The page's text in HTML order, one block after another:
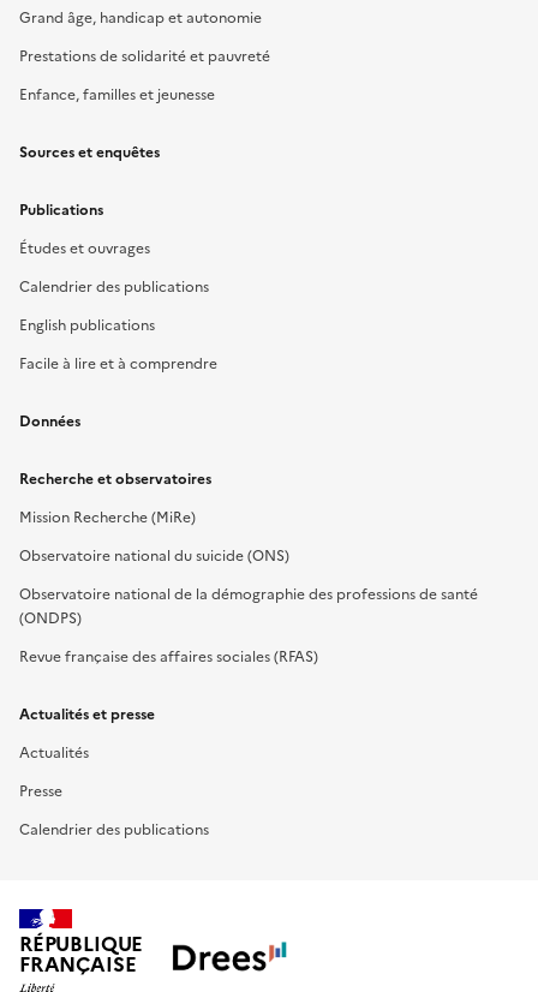
Grand âge, handicap et autonomie
Prestations de solidarité et pauvreté
Enfance, familles et jeunesse
Sources et enquêtes
Publications
Études et ouvrages
Calendrier des publications
English publications
Facile à lire et à comprendre
Données
Recherche et observatoires
Mission Recherche (MiRe)
Observatoire national du suicide (ONS)
Observatoire national de la démographie des professions de santé
(ONDPS)
Revue française des affaires sociales (RFAS)
Actualités et presse
Actualités
Presse
Calendrier des publications
RÉPUBLIQUE
FRANÇAISE